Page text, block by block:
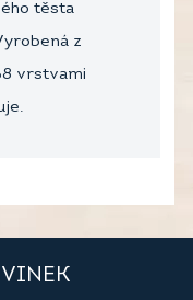
těsta
z
vrstvami